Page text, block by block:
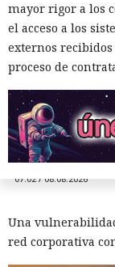
mayor rigor a los
el acceso a los
externos
proceso de
un
07:02 / 08.08.2026
Una
red corporativa